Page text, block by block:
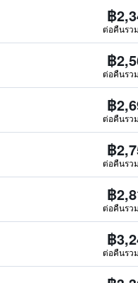
฿
ต่อคืนรว
฿
ต่อคืนรว
฿
ต่อคืนรว
฿
ต่อคืนรว
฿
ต่อคืนรว
฿
ต่อคืนรว